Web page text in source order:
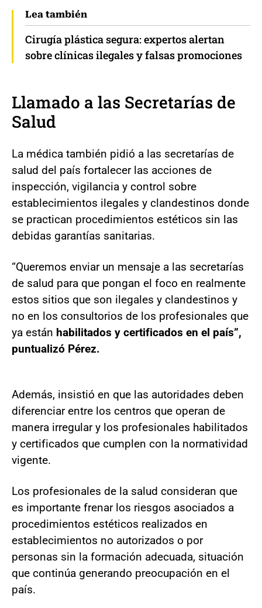
Lea también
Cirugía plástica segura: expertos alertan
sobre clínicas ilegales y falsas promociones
Llamado a las Secretarías de
Salud
La médica también pidió a las secretarías de
salud del país fortalecer las acciones de
inspección, vigilancia y control sobre
establecimientos ilegales y clandestinos donde
se practican procedimientos estéticos sin las
debidas garantías sanitarias.
“Queremos enviar un mensaje a las secretarías
de salud para que pongan el foco en realmente
estos sitios que son ilegales y clandestinos y
no en los consultorios de los profesionales que
ya están habilitados y certificados en el país”,
puntualizó Pérez.
Además, insistió en que las autoridades deben
diferenciar entre los centros que operan de
manera irregular y los profesionales habilitados
y certificados que cumplen con la normatividad
vigente.
Los profesionales de la salud consideran que
es importante frenar los riesgos asociados a
procedimientos estéticos realizados en
establecimientos no autorizados o por
personas sin la formación adecuada, situación
que continúa generando preocupación en el
país.